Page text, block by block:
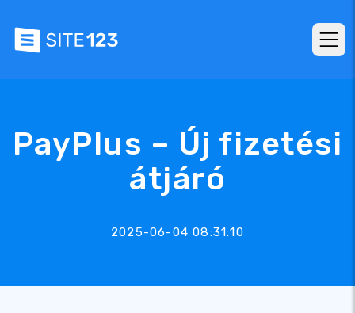
PayPlus – Új fizetési
átjáró
2025-06-04 08:31:10